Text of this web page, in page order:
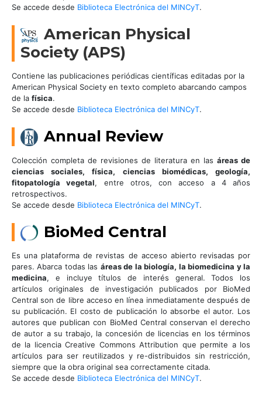
Se accede desde Biblioteca Electrónica del MINCyT.
American Physical
Society (APS)
Contiene las publicaciones periódicas científicas editadas por la
American Physical Society en texto completo abarcando campos
de la física.
Se accede desde Biblioteca Electrónica del MINCyT.
Annual Review
Colección completa de revisiones de literatura en las áreas de
ciencias sociales, física, ciencias biomédicas, geología,
fitopatología vegetal, entre otros, con acceso a 4 años
retrospectivos.
Se accede desde Biblioteca Electrónica del MINCyT.
BioMed Central
Es una plataforma de revistas de acceso abierto revisadas por
pares. Abarca todas las áreas de la biología, la biomedicina y la
medicina, e incluye títulos de interés general. Todos los
artículos originales de investigación publicados por BioMed
Central son de libre acceso en línea inmediatamente después de
su publicación. El costo de publicación lo absorbe el autor. Los
autores que publican con BioMed Central conservan el derecho
de autor a su trabajo, la concesión de licencias en los términos
de la licencia Creative Commons Attribution que permite a los
artículos para ser reutilizados y re-distribuidos sin restricción,
siempre que la obra original sea correctamente citada.
Se accede desde Biblioteca Electrónica del MINCyT.